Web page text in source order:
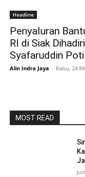
Headline
Penyaluran
RI di Siak
Syafaruddin Poti
Alin Indra Jaya - Rabu, 24
MOST READ